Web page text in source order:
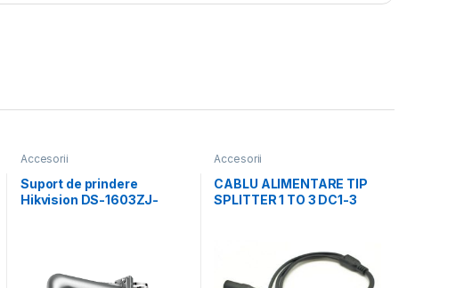
Accesorii
Suport de prindere
Hikvision DS-1603ZJ-
Accesorii
CABLU ALIMENTARE TIP
SPLITTER 1 TO 3 DC1-3